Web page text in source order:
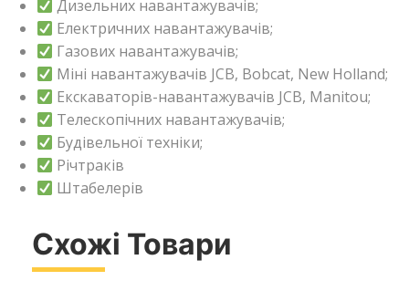
Дизельних навантажувачів;
Електричних навантажувачів;
Газових навантажувачів;
Міні навантажувачів JCB, Bobcat, New Holland;
Екскаваторів-навантажувачів JCB, Manitou;
Телескопічних навантажувачів;
Будівельної техніки;
Річтраків
Штабелерів
Схожі Товари